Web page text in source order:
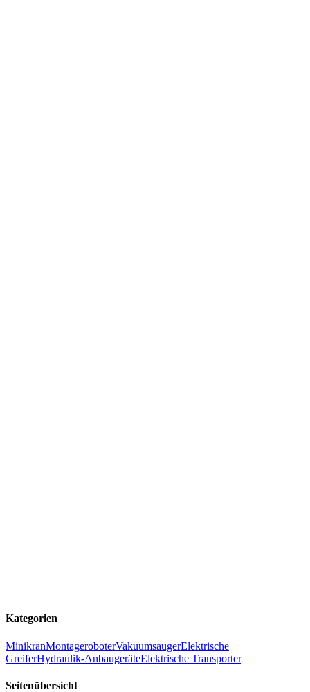
Kategorien
MinikranMontageroboterVakuumsaugerElektrische
GreiferHydraulik-AnbaugeräteElektrische Transporter
Seitenübersicht